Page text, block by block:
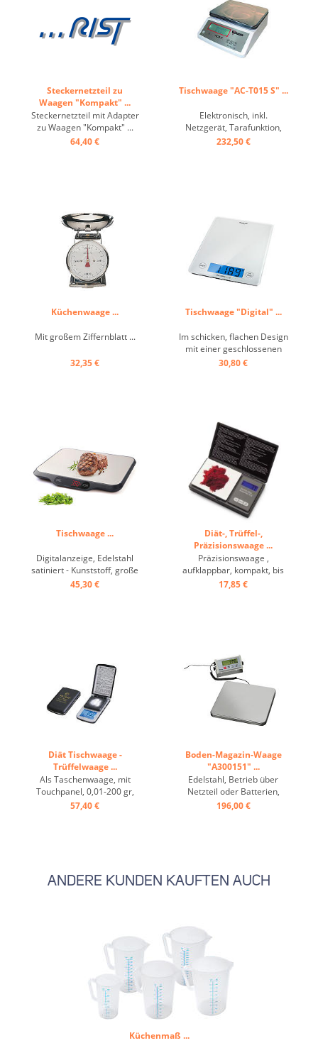
Steckernetzteil zu
Waagen "Kompakt" ...
Steckernetzteil mit Adapter
zu Waagen "Kompakt" ...
64,40 €
Tischwaage "AC-T015 S" ...
Elektronisch, inkl.
Netzgerät, Tarafunktion,
Plattformgröße: 28 x 22 cm
232,50 €
Küchenwaage ...
Mit großem Ziffernblatt ...
32,35 €
Tischwaage "Digital" ...
Im schicken, flachen Design
mit einer geschlossenen
Glasoberfläche, 2 Batterien
30,80 €
Tischwaage ...
Digitalanzeige, Edelstahl
satiniert - Kunststoff, große
Wiegefläche 29,5/21,5 cm,
45,30 €
Diät-, Trüffel-,
Präzisionswaage ...
Präzisionswaage ,
aufklappbar, kompakt, bis
650g (0,1gr
17,85 €
Diät Tischwaage -
Trüffelwaage ...
Als Taschenwaage, mit
Touchpanel, 0,01-200 gr,
aufklappbar, mit
57,40 €
Boden-Magazin-Waage
"A300151" ...
Edelstahl, Betrieb über
Netzteil oder Batterien,
Fernanzeige für
196,00 €
ANDERE KUNDEN KAUFTEN AUCH
Küchenmaß ...